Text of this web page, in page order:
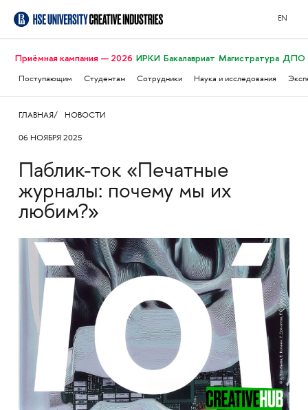
EN
Приёмная кампания — 2026 ИРКИ Бакалавриат Магистратура ДПО
Поступающим Студентам Сотрудники Наука и исследования
ГЛАВНАЯ НОВОСТИ
06 НОЯБРЯ 2025
Паблик-ток «Печатные
журналы: почему мы их
любим?»